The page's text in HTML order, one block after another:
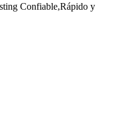
Confiable,Rápido y